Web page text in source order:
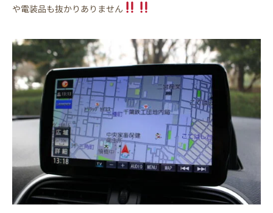
や電装品も抜かりありません